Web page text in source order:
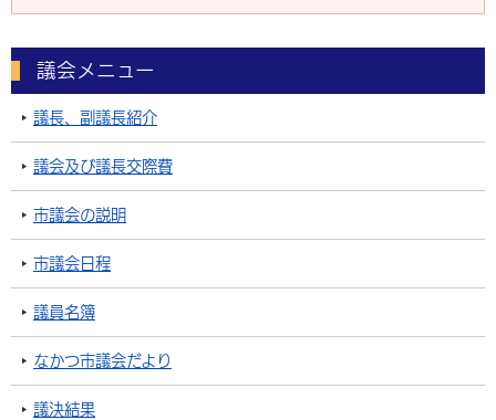
議会メニュー
議長、副議長紹介
議会及び議長交際費
市議会の説明
市議会日程
議員名簿
なかつ市議会だより
議決結果